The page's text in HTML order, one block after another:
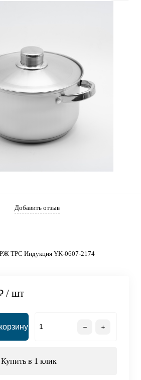
Добавить отзыв
ТРС Индукция YK-0607-2174
/ шт
Купить в 1 клик